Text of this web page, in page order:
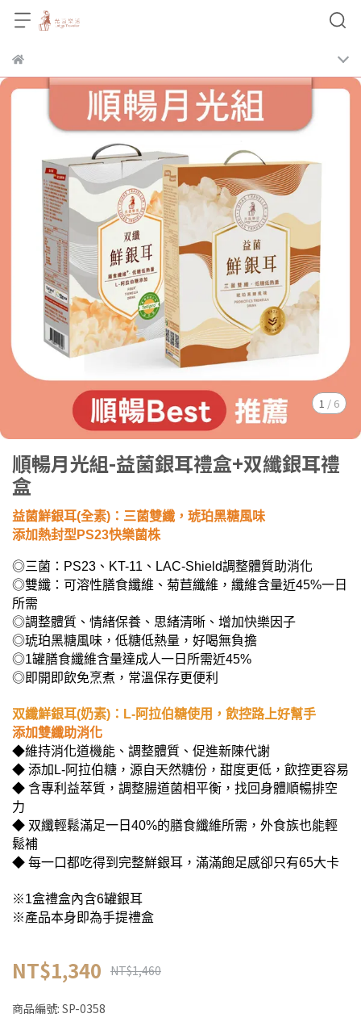
1 / 6
順暢月光組-益菌銀耳禮盒+双纖銀耳禮
盒
益菌鮮銀耳(全素)：三菌雙纖，琥珀黑糖風味
添加熱封型PS23快樂菌株
◎三菌：PS23、KT-11、LAC-Shield調整體質助消化
◎雙纖：可溶性膳食纖維、菊苣纖維，纖維含量近45%一日
所需
◎調整體質、情緒保養、思緒清晰、增加快樂因子
◎琥珀黑糖風味，低糖低熱量，好喝無負擔
◎1罐膳食纖維含量達成人一日所需近45%
◎即開即飲免烹煮，常溫保存更便利
双纖鮮銀耳(奶素)：L-阿拉伯糖使用，飲控路上好幫手
添加雙纖助消化
◆維持消化道機能、調整體質、促進新陳代謝
◆ 添加L-阿拉伯糖，源自天然糖份，甜度更低，飲控更容易
◆ 含專利益萃質，調整腸道菌相平衡，找回身體順暢排空
力
◆ 双纖輕鬆滿足一日40%的膳食纖維所需，外食族也能輕
鬆補
◆ 每一口都吃得到完整鮮銀耳，滿滿飽足感卻只有65大卡
※1盒禮盒內含6罐銀耳
※產品本身即為手提禮盒
NT$1,340 NT$1,460
商品編號: SP-0358